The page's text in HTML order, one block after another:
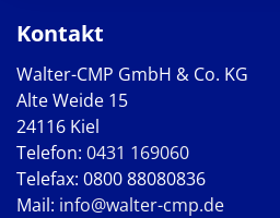
Kontakt
Walter-CMP GmbH & Co. KG
Alte Weide 15
24116 Kiel
Telefon: 0431 169060
Telefax: 0800 88080836
Mail: info@walter-cmp.de